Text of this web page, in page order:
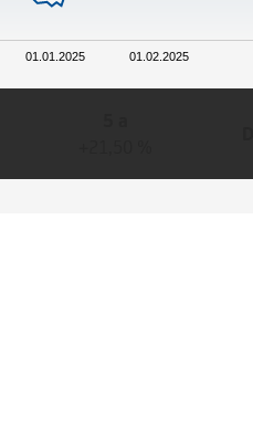
01.01.2025 01.02.2025